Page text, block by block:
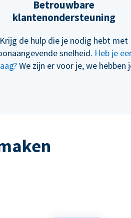
Betrouwbare
klantenondersteuning
Krijg de hulp die je nodig hebt met
snelheid. Heb je
We zijn er voor je, we hebben